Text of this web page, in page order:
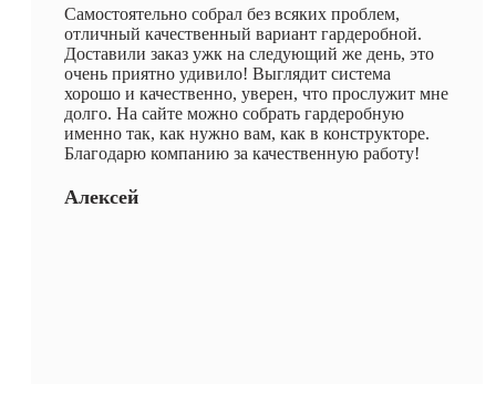
Самостоятельно собрал без всяких проблем,
отличный качественный вариант гардеробной.
Доставили заказ ужк на следующий же день, это
очень приятно удивило! Выглядит система
хорошо и качественно, уверен, что прослужит мне
долго. На сайте можно собрать гардеробную
именно так, как нужно вам, как в конструкторе.
Благодарю компанию за качественную работу!
Алексей